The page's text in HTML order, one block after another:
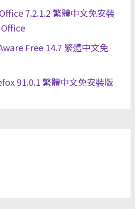
7.2.1.2 繁體中文免安裝
Free 14.7 繁體中文免
91.0.1 繁體中文免安裝版